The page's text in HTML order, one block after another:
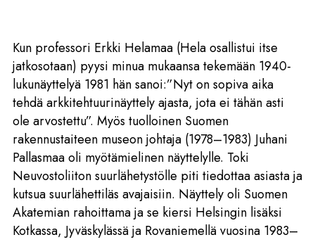
Kun professori Erkki Helamaa (Hela osallistui itse
jatkosotaan) pyysi minua mukaansa tekemään 1940-
lukunäyttelyä 1981 hän sanoi:”Nyt on sopiva aika
tehdä arkkitehtuurinäyttely ajasta, jota ei tähän asti
ole arvostettu”. Myös tuolloinen Suomen
rakennustaiteen museon johtaja (1978–1983) Juhani
Pallasmaa oli myötämielinen näyttelylle. Toki
Neuvostoliiton suurlähetystölle piti tiedottaa asiasta ja
kutsua suurlähettiläs avajaisiin. Näyttely oli Suomen
Akatemian rahoittama ja se kiersi Helsingin lisäksi
Kotkassa, Jyväskylässä ja Rovaniemellä vuosina 1983–